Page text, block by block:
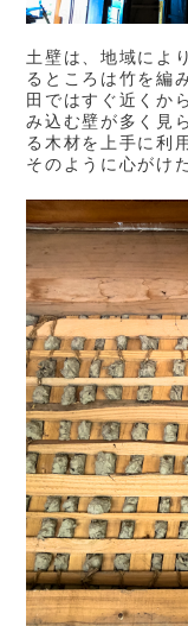
土壁は、地域によ
るところは竹を編
田ではすぐ近くか
み込む壁が多く見
る木材を上手に利
そのように心がけ